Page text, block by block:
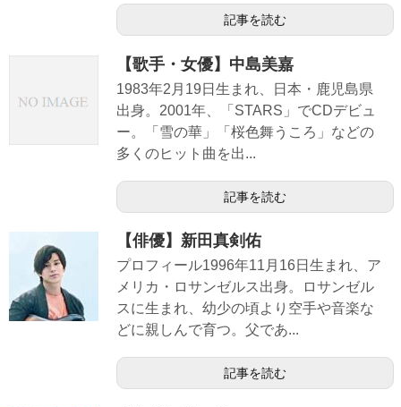
記事を読む
【歌手・女優】中島美嘉
1983年2月19日生まれ、日本・鹿児島県
出身。2001年、「STARS」でCDデビュ
ー。「雪の華」「桜色舞うころ」などの
多くのヒット曲を出...
記事を読む
【俳優】新田真剣佑
プロフィール1996年11月16日生まれ、ア
メリカ・ロサンゼルス出身。ロサンゼル
スに生まれ、幼少の頃より空手や音楽な
どに親しんで育つ。父であ...
記事を読む